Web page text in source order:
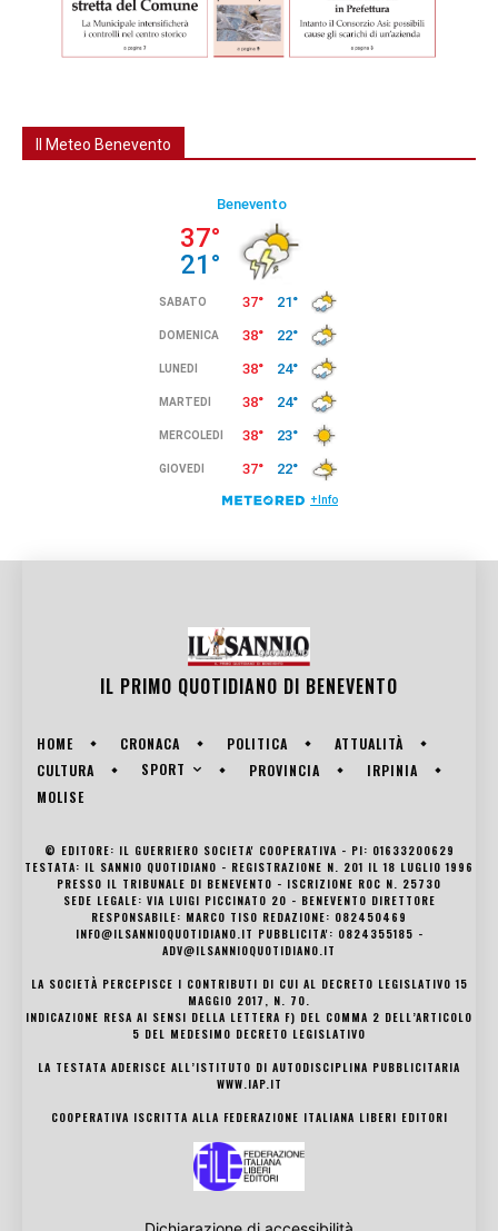
Il Meteo Benevento
IL PRIMO QUOTIDIANO DI BENEVENTO
HOME CRONACA POLITICA
ATTUALITÀ
CULTURA
SPORT PROVINCIA
IRPINIA
MOLISE
© EDITORE: IL GUERRIERO SOCIETA' COOPERATIVA - PI: 01633200629
TESTATA: IL SANNIO QUOTIDIANO - REGISTRAZIONE N. 201 IL 18 LUGLIO 1996
PRESSO IL TRIBUNALE DI BENEVENTO - ISCRIZIONE ROC N. 25730
SEDE LEGALE: VIA LUIGI PICCINATO 20 - BENEVENTO DIRETTORE
RESPONSABILE: MARCO TISO REDAZIONE: 082450469
INFO@ILSANNIOQUOTIDIANO.IT PUBBLICITA': 0824355185 -
ADV@ILSANNIOQUOTIDIANO.IT
LA SOCIETÀ PERCEPISCE I CONTRIBUTI DI CUI AL DECRETO LEGISLATIVO 15
MAGGIO 2017, N. 70.
INDICAZIONE RESA AI SENSI DELLA LETTERA F) DEL COMMA 2 DELL’ARTICOLO
5 DEL MEDESIMO DECRETO LEGISLATIVO
LA TESTATA ADERISCE ALL’ISTITUTO DI AUTODISCIPLINA PUBBLICITARIA
WWW.IAP.IT
COOPERATIVA ISCRITTA ALLA FEDERAZIONE ITALIANA LIBERI EDITORI